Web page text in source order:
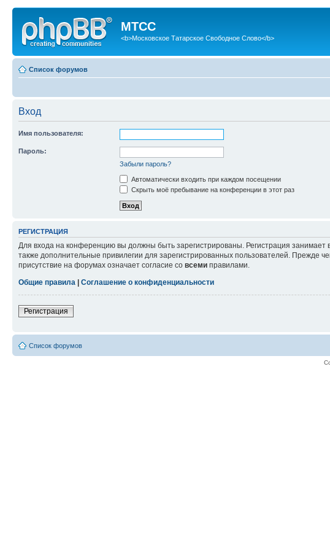
МТСС
<b>Московское Татарское Свободное Слово</b>
Список форумов
Вход
Имя пользователя:
Пароль:
Забыли пароль?
Автоматически входить при каждом посещении
Скрыть моё пребывание на конференции в этот раз
РЕГИСТРАЦИЯ
Для входа на конференцию вы должны быть зарегистрированы. Регистрация
также дополнительные привилегии для зарегистрированных пользователей. Прежде
присутствие на форумах означает согласие со всеми правилами.
Общие правила
Соглашение о конфиденциальности
Регистрация
Список форумов